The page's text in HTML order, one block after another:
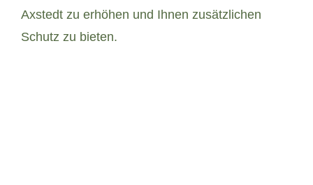
Axstedt zu erhöhen und Ihnen zusätzlichen
Schutz zu bieten.